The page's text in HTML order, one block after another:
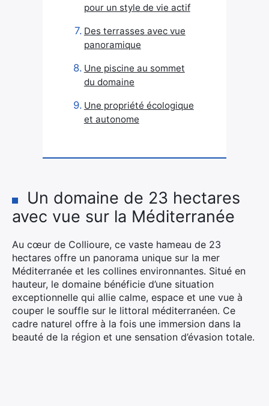
pour un style de vie actif
Des terrasses avec vue
panoramique
Une piscine au sommet
du domaine
Une propriété écologique
et autonome
Un domaine de 23 hectares
avec vue sur la Méditerranée
Au cœur de Collioure, ce vaste hameau de 23
hectares offre un panorama unique sur la mer
Méditerranée et les collines environnantes. Situé en
hauteur, le domaine bénéficie d’une situation
exceptionnelle qui allie calme, espace et une vue à
couper le souffle sur le littoral méditerranéen. Ce
cadre naturel offre à la fois une immersion dans la
beauté de la région et une sensation d’évasion totale.